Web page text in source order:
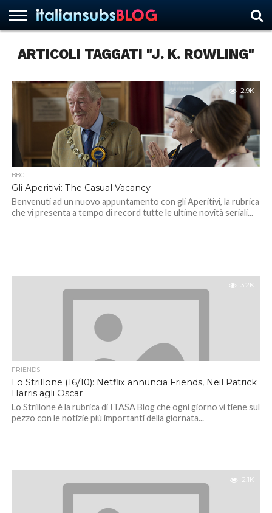
NEWS
ASCOLTI
RECENSIONI
INTERVISTE
CURIOSITÀ
CHI
SIAMO
CONTATTACI
FORUM
ITALIANSUBS
ARTICOLI TAGGATI "J. K. ROWLING"
2.9K
BBC
Gli Aperitivi: The Casual Vacancy
Benvenuti ad un nuovo appuntamento con gli Aperitivi, la rubrica
che vi presenta a tempo di record tutte le ultime novità seriali...
3.2K
FRIENDS
Lo Strillone (16/10): Netflix annuncia Friends, Neil Patrick
Harris agli Oscar
Lo Strillone è la rubrica di ITASA Blog che ogni giorno vi tiene sul
pezzo con le notizie più importanti della giornata...
2.1K